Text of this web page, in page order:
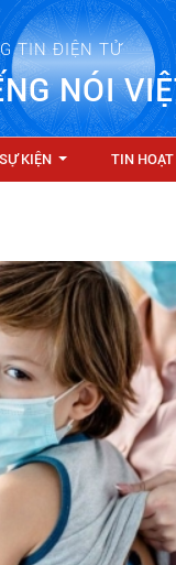
TIN ĐIỆN TỬ
NÓI
KIỆN TIN